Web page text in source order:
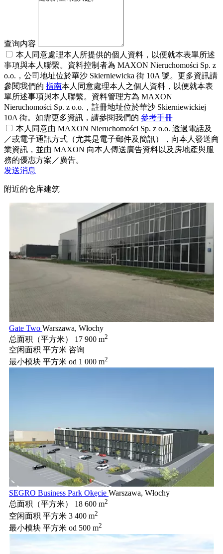
查询内容
本人同意處理本人所提供的個人資料，以便就本表單所述
事項與本人聯繫。資料控制者為 MAXON Nieruchomości Sp. z
o.o.，公司地址位於華沙 Skierniewicka 街 10A 號。更多資訊請
參閱我們的 指南本人同意處理本人之個人資料，以便就本表
單所述事項與本人聯繫。資料管理方為 MAXON
Nieruchomości Sp. z o.o.，註冊地址位於華沙 Skierniewickiej
10A 街。如需更多資訊，請參閱我們的 參考手冊
本人同意由 MAXON Nieruchomości Sp. z o.o. 透過電話及
／或電子通訊方式（尤其是電子郵件及簡訊），向本人發送商
業資訊，並由 MAXON 向本人傳送廣告資料以及房地產與服
務的優惠方案／廣告。
发送消息
附近的仓库建筑
Gate Two Warszawa, Włochy
总面积（平方米）
17 900 m2
空闲面积 平方米 咨询
最小模块 平方米 od 1 000 m2
SEGRO Business Park Okęcie Warszawa, Włochy
总面积（平方米）
18 600 m2
空闲面积 平方米 3 400 m2
最小模块 平方米 od 500 m2